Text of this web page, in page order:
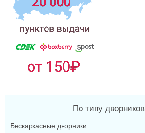
По типу дворников
Бескаркасные дворники